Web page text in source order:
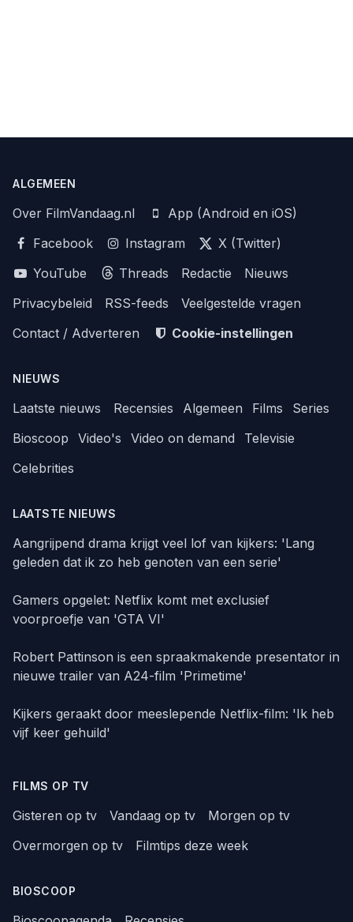
ALGEMEEN
Over FilmVandaag.nl
App (Android en iOS)
Facebook
Instagram
X (Twitter)
YouTube
Threads Redactie
Nieuws
Privacybeleid
RSS-feeds
Veelgestelde vragen
Contact / Adverteren
Cookie-instellingen
NIEUWS
Laatste nieuws Recensies Algemeen Films
Series
Bioscoop
Video's Video on demand
Televisie
Celebrities
LAATSTE NIEUWS
Aangrijpend drama krijgt veel lof van kijkers: 'Lang
geleden dat ik zo heb genoten van een serie'
Gamers opgelet: Netflix komt met exclusief
voorproefje van 'GTA VI'
Robert Pattinson is een spraakmakende presentator in
nieuwe trailer van A24-film 'Primetime'
Kijkers geraakt door meeslepende Netflix-film: 'Ik heb
vijf keer gehuild'
FILMS OP TV
Gisteren op tv Vandaag op tv
Morgen op tv
Overmorgen op tv
Filmtips deze week
BIOSCOOP